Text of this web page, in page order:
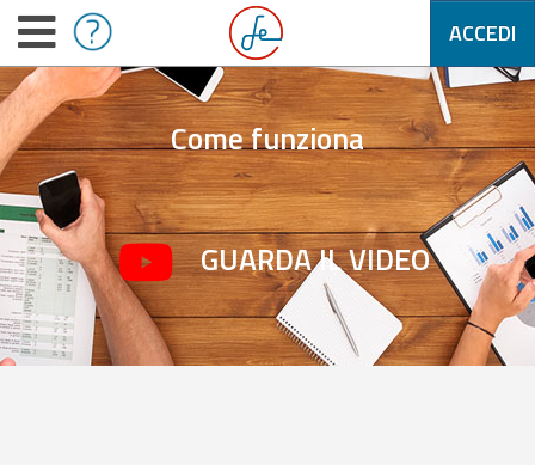
ACCEDI
Come funziona
GUARDA IL VIDEO